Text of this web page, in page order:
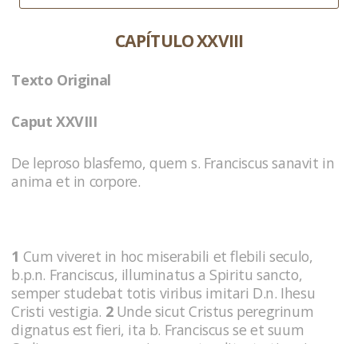
CAPÍTULO XXVIII
Texto Original
Caput XXVIII
De leproso blasfemo, quem s. Franciscus sanavit in
anima et in corpore.
1 Cum viveret in hoc miserabili et flebili seculo,
b.p.n. Franciscus, illuminatus a Spiritu sancto,
semper studebat totis viribus imitari D.n. Ihesu
Cristi vestigia. 2Unde sicut Cristus peregrinum
dignatus est fieri, ita b. Franciscus se et suum